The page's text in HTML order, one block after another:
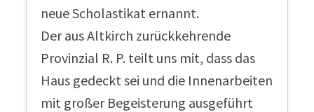
neue Scholastikat ernannt.
Der aus Altkirch zurückkehrende
Provinzial R. P. teilt uns mit, dass das
Haus gedeckt sei und die Innenarbeiten
mit großer Begeisterung ausgeführt